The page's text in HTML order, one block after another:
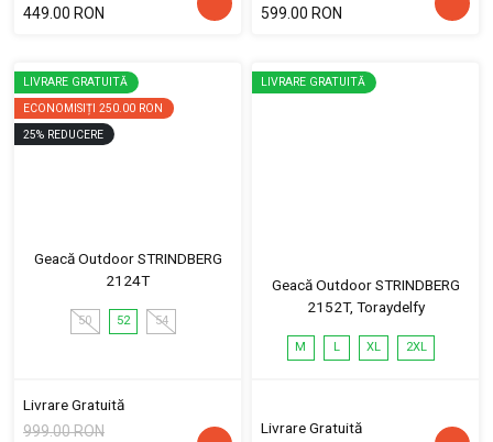
449.00 RON
599.00 RON
LIVRARE GRATUITĂ
ECONOMISIȚI 250.00 RON
25% REDUCERE
Geacă Outdoor STRINDBERG
2124T
50 52 54
Livrare Gratuită
999.00 RON
LIVRARE GRATUITĂ
Geacă Outdoor STRINDBERG
2152T, Toraydelfy
M L XL 2XL
Livrare Gratuită